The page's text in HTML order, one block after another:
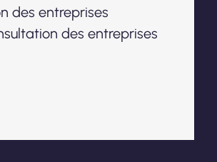
des entreprises
des entreprises